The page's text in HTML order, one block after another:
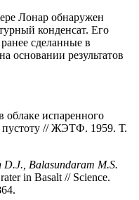
Лонар обнаружен
конденсат. Его
сделанные в
основании результатов
облаке испаренного
пустоту // ЖЭТФ. 1959. Т.
Balasundaram M.S.
in Basalt // Science.